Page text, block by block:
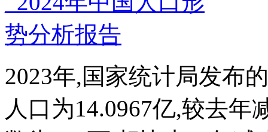
2023年,国家统计局发布
人口为14.0967亿,较去年